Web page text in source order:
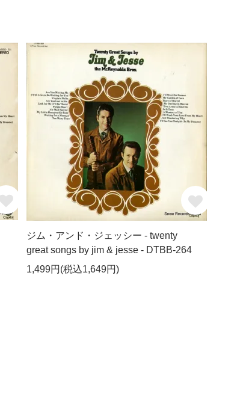
ジム・アンド・ジェッシー - twenty
great songs by jim & jesse - DTBB-264
1,499円(税込1,649円)